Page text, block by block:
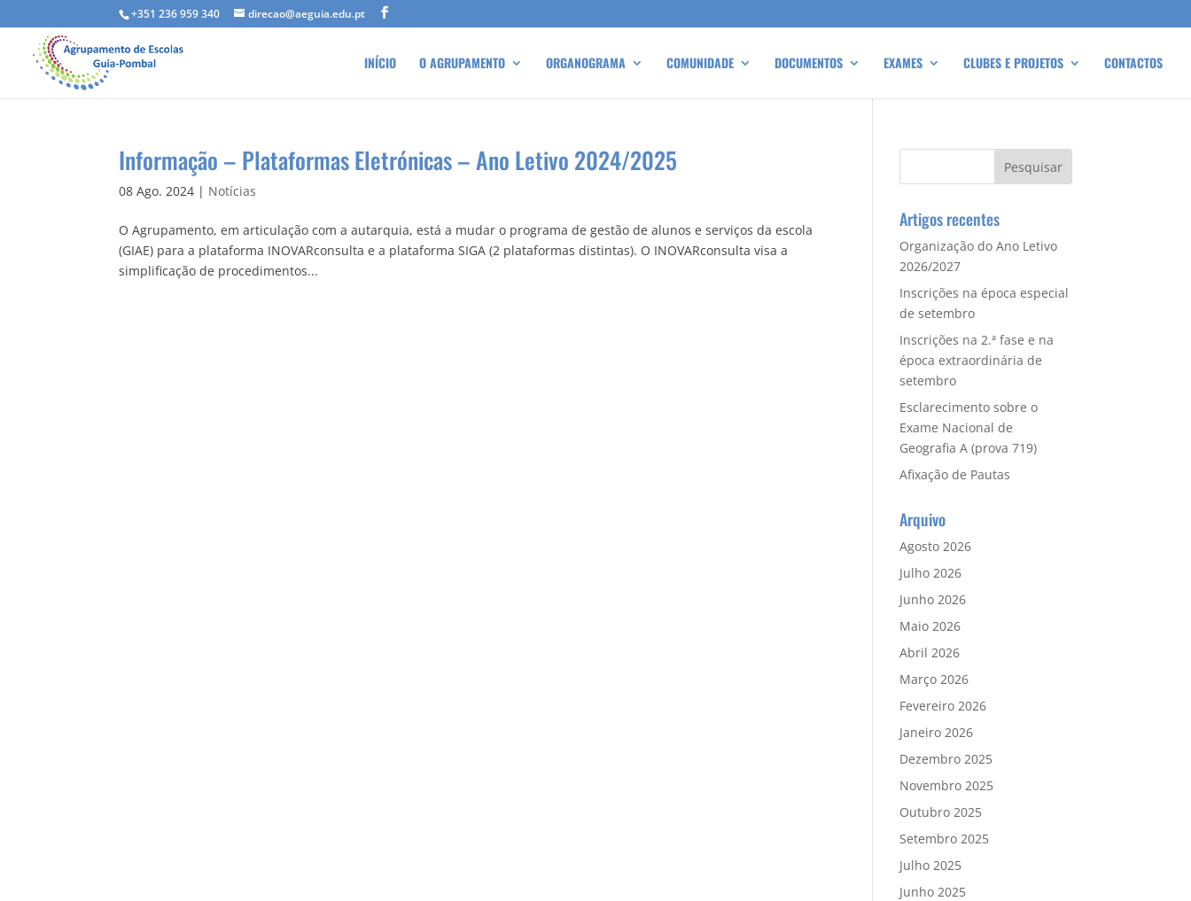
+351 236 959 340 direcao@aeguia.edu.pt
INÍCIO O AGRUPAMENTO ORGANOGRAMA COMUNIDADE DOCUMENTOS EXAMES CLUBES E PROJETOS CONTACTOS
Informação – Plataformas Eletrónicas – Ano Letivo 2024/2025
08 Ago. 2024 | Notícias
O Agrupamento, em articulação com a autarquia, está a mudar o programa de gestão de alunos e serviços da escola
(GIAE) para a plataforma INOVARconsulta e a plataforma SIGA (2 plataformas distintas). O INOVARconsulta visa a
simplificação de procedimentos...
Artigos recentes
Organização do Ano Letivo
2026/2027
Inscrições na época especial
de setembro
Inscrições na 2.ª fase e na
época extraordinária de
setembro
Esclarecimento sobre o
Exame Nacional de
Geografia A (prova 719)
Afixação de Pautas
Arquivo
Agosto 2026
Julho 2026
Junho 2026
Maio 2026
Abril 2026
Março 2026
Fevereiro 2026
Janeiro 2026
Dezembro 2025
Novembro 2025
Outubro 2025
Setembro 2025
Julho 2025
Junho 2025